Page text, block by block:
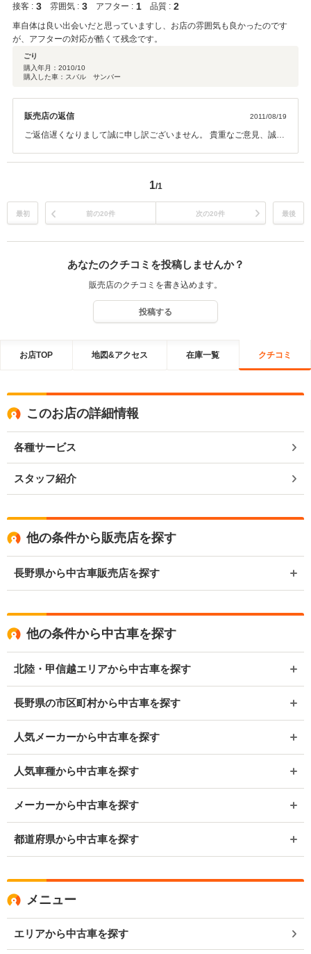
接客 : 3 雰囲気 : 3 アフター : 1 品質 : 2
車自体は良い出会いだと思っていますし、お店の雰囲気も良かったのです
が、アフターの対応が酷くて残念です。
ごり
購入年月： 2010/10
購入した車：スバル サンバー
販売店の返信 2011/08/19
ご返信遅くなりまして誠に申し訳ございません。 貴重なご意見、誠に
1/1
最初 前の20件 次の20件 最後
あなたのクチコミを投稿しませんか？
販売店のクチコミを書き込めます。
投稿する
お店TOP 地図&アクセス 在庫一覧 クチコミ
このお店の詳細情報
各種サービス
スタッフ紹介
他の条件から販売店を探す
長野県から中古車販売店を探す
他の条件から中古車を探す
北陸・甲信越エリアから中古車を探す
長野県の市区町村から中古車を探す
人気メーカーから中古車を探す
人気車種から中古車を探す
メーカーから中古車を探す
都道府県から中古車を探す
メニュー
エリアから中古車を探す